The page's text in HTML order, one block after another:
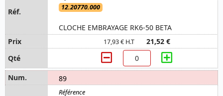
12.20770.000
CLOCHE EMBRAYAGE RK6-50 BETA
17,93 € H.T 21,52 €
89